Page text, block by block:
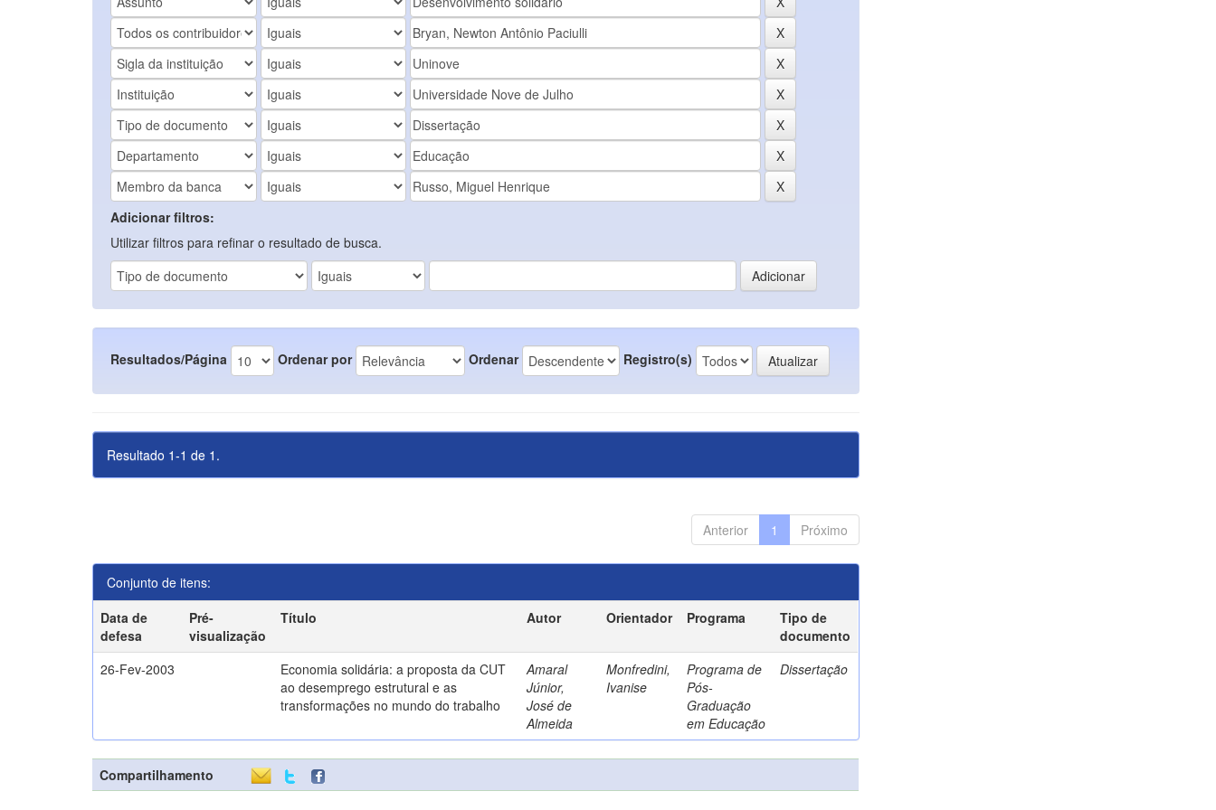
Adicionar filtros:
Utilizar filtros para refinar o resultado de busca.
Resultados/Página Ordenar por Ordenar Registro(s)
Resultado 1-1 de 1.
Anterior 1 Próximo
Conjunto de itens:
Data de
defesa
Pré-
visualização
Título Autor Orientador Programa
Tipo de
documento
26-Fev-2003
Economia solidária: a proposta da CUT
ao desemprego estrutural e as
transformações no mundo do trabalho
Amaral
Júnior,
José de
Almeida
Monfredini,
Ivanise
Programa de
Pós-
Graduação
em Educação
Dissertação
Compartilhamento